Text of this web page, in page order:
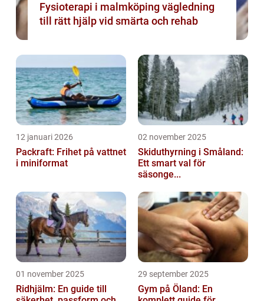
Fysioterapi i malmköping vägledning
till rätt hjälp vid smärta och rehab
12 januari 2026
Packraft: Frihet på vattnet
i miniformat
02 november 2025
Skiduthyrning i Småland:
Ett smart val för
säsonge...
01 november 2025
Ridhjälm: En guide till
29 september 2025
Gym på Öland: En